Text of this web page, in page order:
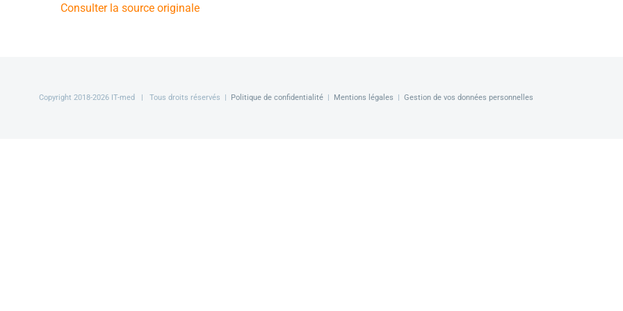
Consulter la source originale
Copyright 2018-2026 IT-med | Tous droits réservés | Politique de confidentialité| Mentions légales | Gestion de vos données personnelles